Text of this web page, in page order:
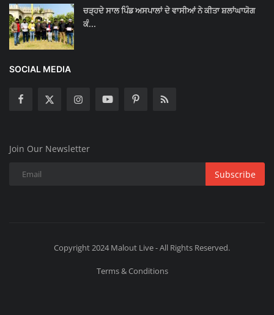
ਚੜ੍ਹਦੇ ਸਾਲ ਪਿੰਡ ਅਸਪਾਲਾਂ ਦੇ ਵਾਸੀਆਂ ਨੇ ਕੀਤਾ ਸ਼ਲਾਂਘਾਯੋਗ
ਕੰ...
SOCIAL MEDIA
Join Our Newsletter
Subscribe
Copyright 2024 Malout Live - All Rights Reserved.
Terms & Conditions